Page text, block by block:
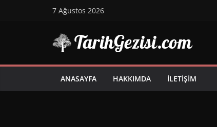
7 Ağustos 2026
ANASAYFA HAKKIMDA İLETIŞIM